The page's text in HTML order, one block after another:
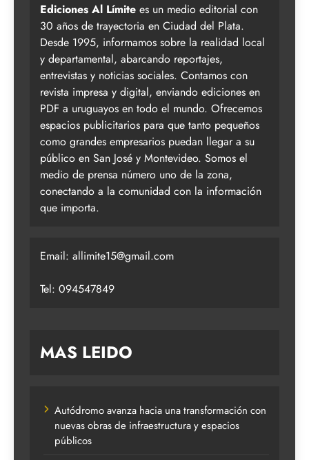
Ediciones Al Límite es un medio editorial con
30 años de trayectoria en Ciudad del Plata.
Desde 1995, informamos sobre la realidad local
y departamental, abarcando reportajes,
entrevistas y noticias sociales. Contamos con
revista impresa y digital, enviando ediciones en
PDF a uruguayos en todo el mundo. Ofrecemos
espacios publicitarios para que tanto pequeños
como grandes empresarios puedan llegar a su
público en San José y Montevideo. Somos el
medio de prensa número uno de la zona,
conectando a la comunidad con la información
que importa.
Email: allimite15@gmail.com
Tel: 094547849
MAS LEIDO
Autódromo avanza hacia una transformación con
nuevas obras de infraestructura y espacios
públicos